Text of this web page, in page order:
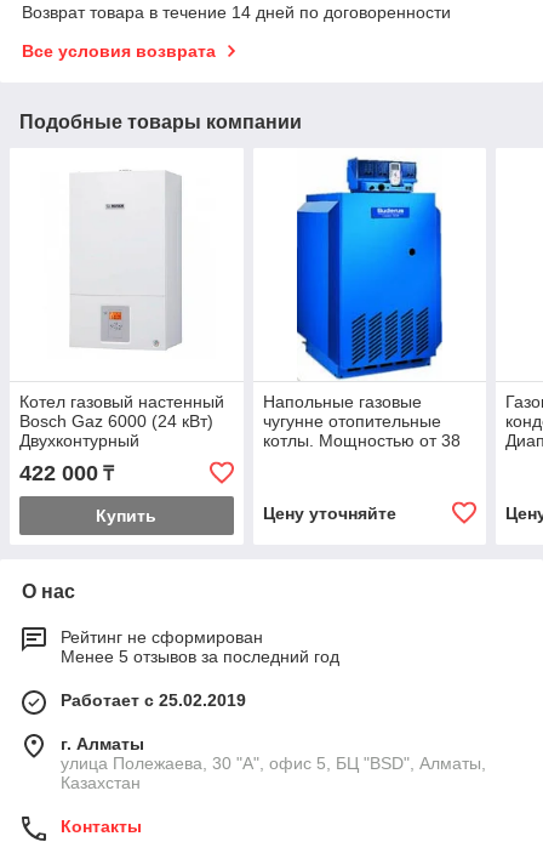
Возврат товара в течение 14 дней по договоренности
Все условия возврата
Подобные товары компании
Котел газовый настенный
Bosch Gaz 6000 (24 кВт)
Двухконтурный
422 000 ₸
Купить
Напольные газовые
чугунне отопительные
котлы. Мощностью от 38
Цену уточняйте
О нас
Рейтинг не сформирован
Менее 5 отзывов за последний год
Работает с 25.02.2019
г. Алматы
улица Полежаева, 30 "А", офис 5, БЦ "BSD", Алматы,
Казахстан
Контакты